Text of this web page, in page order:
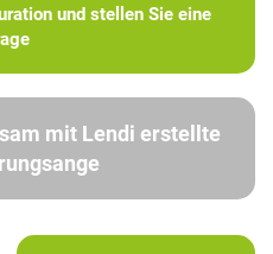
und stellen Sie eine
mit Lendi erstellte